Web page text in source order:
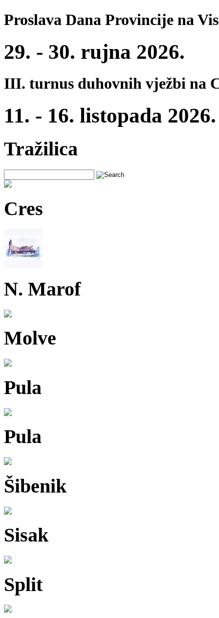
Proslava Dana Provincije na
29. - 30. rujna 2026.
III. turnus duhovnih vježbi na
11. - 16. listopada 2026.
Tražilica
Cres
N. Marof
Molve
Pula
Pula
Šibenik
Sisak
Split